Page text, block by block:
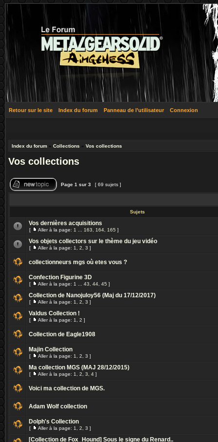
Retour sur le site Index du forum Panneau de l’utilisateur Connexion
Index du forum » Collections » Vos collections
Vos collections
Page 1 sur 3 [ 69 sujets ]
Sujets
Vos dernières acquisitions
[ Aller à la page: 1 163 164 165 ]
Vos objets collectors sur le thème du jeu vidéo
[ Aller à la page: 1 2 3 ]
collectionneurs mgs où etes vous ?
Confection Figurine 3D
[ Aller à la page: 1 43 44 45 ]
Collection de Nanojuloy56 (Maj du 17/12/2017)
[ Aller à la page: 1 2 3 ]
Valdus Collection !
[ Aller à la page: 1 2 ]
Collection de Eagle1908
Majin Collection
[ Aller à la page: 1 2 3 ]
Ma collection MGS (MAJ 28/12/2015)
[ Aller à la page: 1 2 3 4 ]
Voici ma collection de MGS.
Adam Wolf collection
Dolph's Collection
[ Aller à la page: 1 2 3 ]
[Collection de Fox_Hound] Sous le signe du Renard..